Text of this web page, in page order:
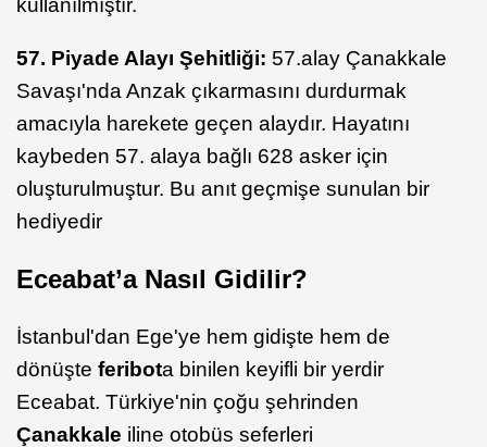
kullanılmıştır.
57. Piyade Alayı Şehitliği: 57.alay Çanakkale
Savaşı'nda Anzak çıkarmasını durdurmak
amacıyla harekete geçen alaydır. Hayatını
kaybeden 57. alaya bağlı 628 asker için
oluşturulmuştur. Bu anıt geçmişe sunulan bir
hediyedir
Eceabat’a Nasıl Gidilir?
İstanbul'dan Ege'ye hem gidişte hem de
dönüşte feribota binilen keyifli bir yerdir
Eceabat. Türkiye'nin çoğu şehrinden
Çanakkale iline otobüs seferleri